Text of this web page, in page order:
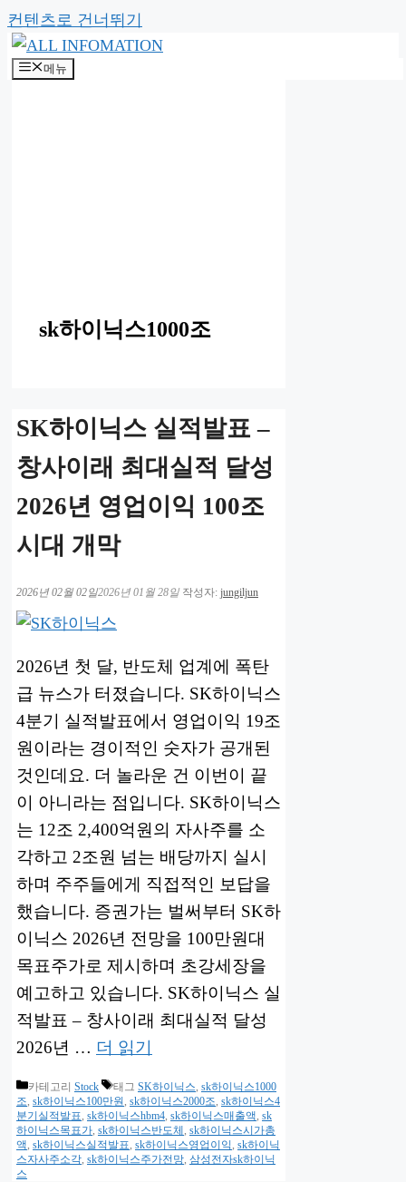
컨텐츠로 건너뛰기
메뉴
sk하이닉스1000조
SK하이닉스 실적발표 –
창사이래 최대실적 달성
2026년 영업이익 100조
시대 개막
2026년 02월 02일2026년 01월 28일 작성자: jungiljun
2026년 첫 달, 반도체 업계에 폭탄
급 뉴스가 터졌습니다. SK하이닉스
4분기 실적발표에서 영업이익 19조
원이라는 경이적인 숫자가 공개된
것인데요. 더 놀라운 건 이번이 끝
이 아니라는 점입니다. SK하이닉스
는 12조 2,400억원의 자사주를 소
각하고 2조원 넘는 배당까지 실시
하며 주주들에게 직접적인 보답을
했습니다. 증권가는 벌써부터 SK하
이닉스 2026년 전망을 100만원대
목표주가로 제시하며 초강세장을
예고하고 있습니다. SK하이닉스 실
적발표 – 창사이래 최대실적 달성
2026년 … 더 읽기
카테고리 Stock 태그 SK하이닉스, sk하이닉스1000
조, sk하이닉스100만원, sk하이닉스2000조, sk하이닉스4
분기실적발표, sk하이닉스hbm4, sk하이닉스매출액, sk
하이닉스목표가, sk하이닉스반도체 , sk하이닉스시가총
액, sk하이닉스실적발표, sk하이닉스영업이익, sk하이닉
스자사주소각, sk하이닉스주가전망, 삼성전자sk하이닉
스